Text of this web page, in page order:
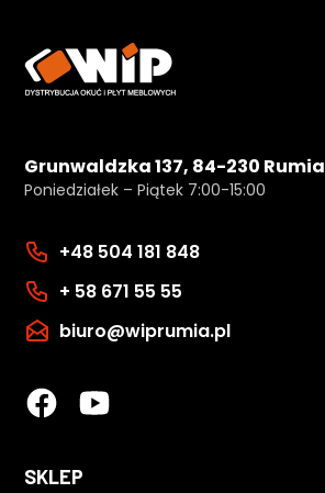
Grunwaldzka 137, 84-230 Rumia
Poniedziałek – Piątek 7:00-15:00
+48 504 181 848
+ 58 671 55 55
biuro@wiprumia.pl
SKLEP